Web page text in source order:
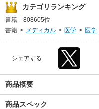
カテゴリランキング
書籍 - 808605位
書籍 > メディカル > 医学 > 医学
シェアする
商品概要
商品スペック